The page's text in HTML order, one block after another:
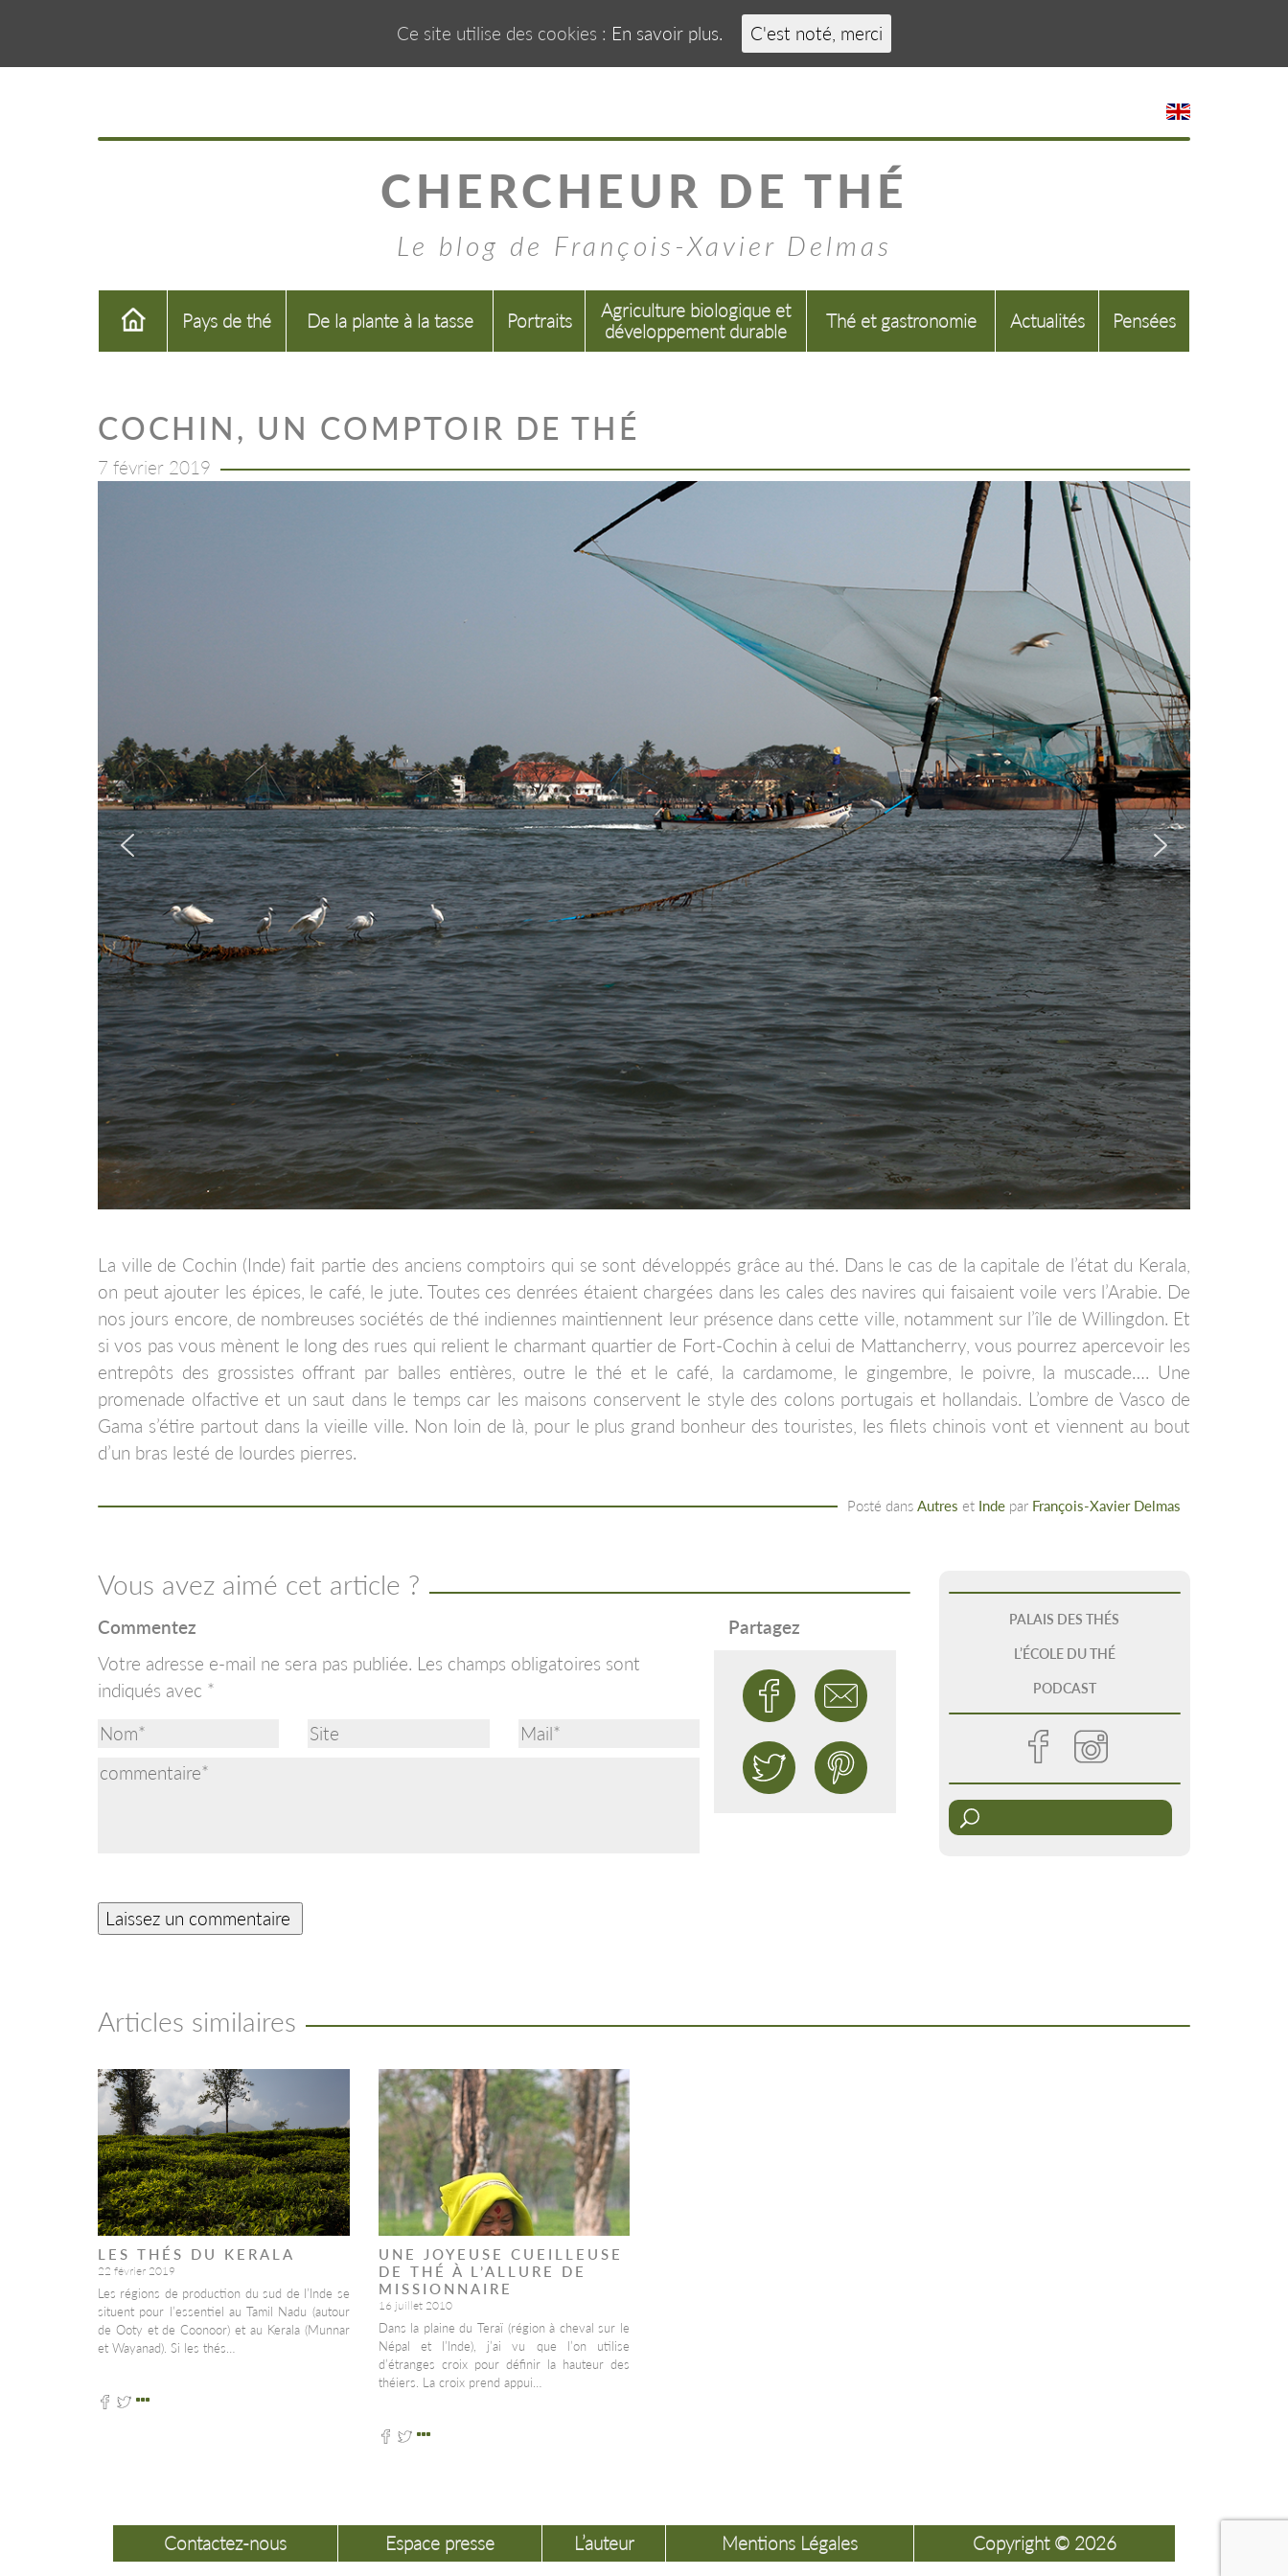
CHERCHEUR DE THÉ
Le blog de François-Xavier Delmas
Pays de thé De la plante à la tasse Portraits
Agriculture biologique et
développement durable
Thé et gastronomie Actualités Pensées
COCHIN, UN COMPTOIR DE THÉ
7 février 2019
La ville de Cochin (Inde) fait partie des anciens comptoirs qui se sont développés grâce au thé. Dans le cas de la capitale de l’état du Kerala,
on peut ajouter les épices, le café, le jute. Toutes ces denrées étaient chargées dans les cales des navires qui faisaient voile vers l’Arabie. De
nos jours encore, de nombreuses sociétés de thé indiennes maintiennent leur présence dans cette ville, notamment sur l’île de Willingdon. Et
si vos pas vous mènent le long des rues qui relient le charmant quartier de Fort-Cochin à celui de Mattancherry, vous pourrez apercevoir les
entrepôts des grossistes offrant par balles entières, outre le thé et le café, la cardamome, le gingembre, le poivre, la muscade…. Une
promenade olfactive et un saut dans le temps car les maisons conservent le style des colons portugais et hollandais. L’ombre de Vasco de
Gama s’étire partout dans la vieille ville. Non loin de là, pour le plus grand bonheur des touristes, les filets chinois vont et viennent au bout
d’un bras lesté de lourdes pierres.
Posté dans Autres et Inde par François-Xavier Delmas
Vous avez aimé cet article ?
Commentez
Votre adresse e-mail ne sera pas publiée. Les champs obligatoires sont
indiqués avec *
Partagez PALAIS DES THÉS
L’ÉCOLE DU THÉ
PODCAST
Articles similaires
LES THÉS DU KERALA
22 février 2019
Les régions de production du sud de l’Inde se
situent pour l’essentiel au Tamil Nadu (autour
de Ooty et de Coonoor) et au Kerala (Munnar
et Wayanad). Si les thés…
UNE JOYEUSE CUEILLEUSE
DE THÉ À L’ALLURE DE
MISSIONNAIRE
16 juillet 2010
Dans la plaine du Teraï (région à cheval sur le
Népal et l’Inde), j’ai vu que l’on utilise
d’étranges croix pour définir la hauteur des
théiers. La croix prend appui…
Contactez-nous Espace presse L’auteur Mentions Légales Copyright © 2026
Ce site utilise des cookies : En savoir plus. C'est noté, merci